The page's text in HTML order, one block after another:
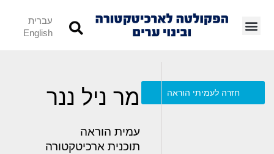
עברית
English
חזרה לעמיתי הוראה מר ניל ננר
עמית הוראה
תוכנית ארכיטקטורה